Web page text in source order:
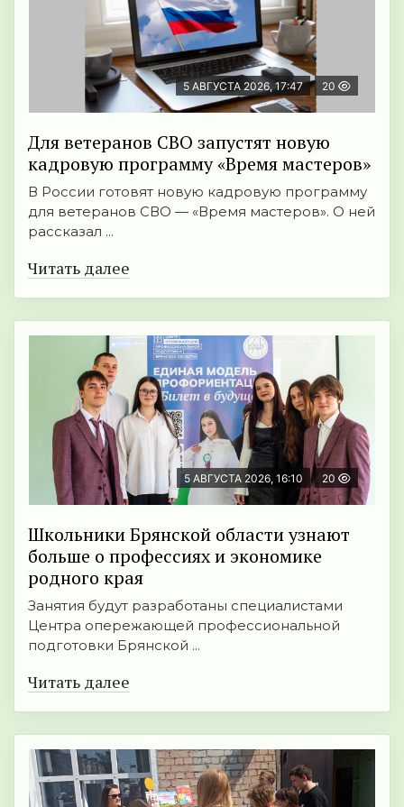
5 АВГУСТА 2026, 17:47 20
Для ветеранов СВО запустят новую
кадровую программу «Время мастеров»
В России готовят новую кадровую программу
для ветеранов СВО — «Время мастеров». О ней
рассказал ...
Читать далее
5 АВГУСТА 2026, 16:10 20
Школьники Брянской области узнают
больше о профессиях и экономике
родного края
Занятия будут разработаны специалистами
Центра опережающей профессиональной
подготовки Брянской ...
Читать далее